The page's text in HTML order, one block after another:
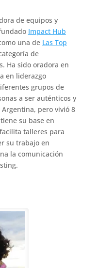
de equipos y
Impact Hub
una de Las Top
de
Ha sido oradora en
en liderazgo
grupos de
a ser auténticos y
pero vivió 8
su base en
talleres para
su trabajo en
la comunicación